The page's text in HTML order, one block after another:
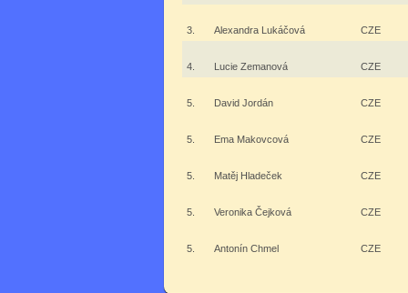
3. Alexandra Lukáčová CZE
4. Lucie Zemanová CZE
5. David Jordán CZE
5. Ema Makovcová CZE
5. Matěj Hladeček CZE
5. Veronika Čejková CZE
5. Antonín Chmel CZE